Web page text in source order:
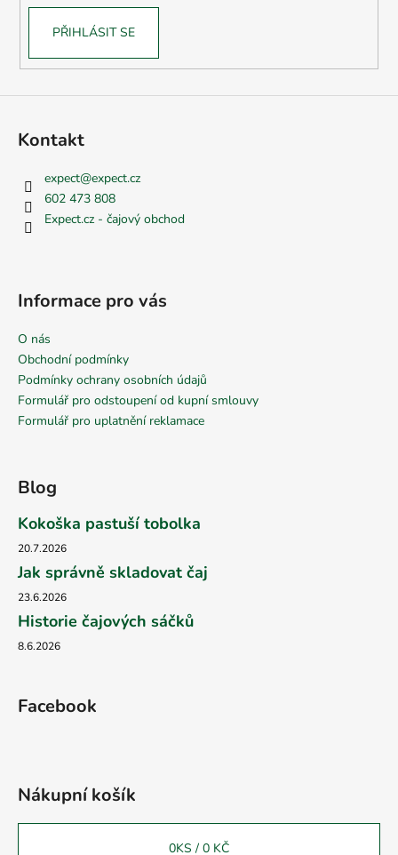
PŘIHLÁSIT SE
Kontakt
expect@expect.cz
602 473 808
Expect.cz - čajový obchod
Informace pro vás
O nás
Obchodní podmínky
Podmínky ochrany osobních údajů
Formulář pro odstoupení od kupní smlouvy
Formulář pro uplatnění reklamace
Blog
Kokoška pastuší tobolka
20.7.2026
Jak správně skladovat čaj
23.6.2026
Historie čajových sáčků
8.6.2026
Facebook
Nákupní košík
0KS / 0 KČ